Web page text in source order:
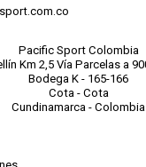
Pacific Sport Colombia
Km 2,5 Vía Parcelas a
Bodega K - 165-166
Cota - Cota
Cundinamarca - Colombia